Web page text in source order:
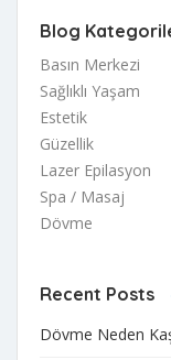
Blog
Basın Merkezi
Sağlıklı Yaşam
Estetik
Güzellik
Lazer Epilasyon
Spa / Masaj
Dövme
Recent Posts
Dövme Neden